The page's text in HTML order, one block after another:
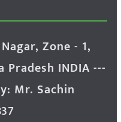
Zone - 1,
Pradesh INDIA ---
Mr. Sachin